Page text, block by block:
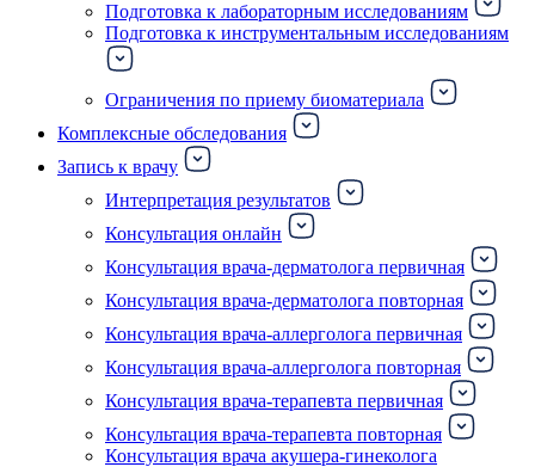
Подготовка к лабораторным исследованиям
Подготовка к инструментальным исследованиям
Ограничения по приему биоматериала
Комплексные обследования
Запись к врачу
Интерпретация результатов
Консультация онлайн
Консультация врача-дерматолога первичная
Консультация врача-дерматолога повторная
Консультация врача-аллерголога первичная
Консультация врача-аллерголога повторная
Консультация врача-терапевта первичная
Консультация врача-терапевта повторная
Консультация врача акушера-гинеколога